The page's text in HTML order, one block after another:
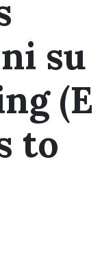
su
(E
to